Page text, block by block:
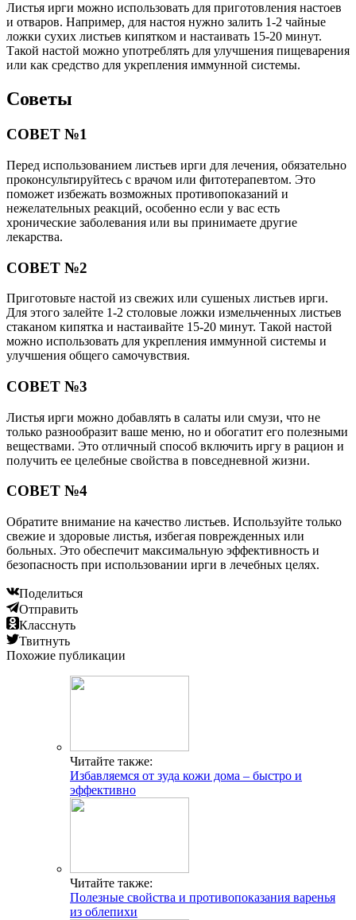
Листья ирги можно использовать для приготовления настоев
и отваров. Например, для настоя нужно залить 1-2 чайные
ложки сухих листьев кипятком и настаивать 15-20 минут.
Такой настой можно употреблять для улучшения пищеварения
или как средство для укрепления иммунной системы.
Советы
СОВЕТ №1
Перед использованием листьев ирги для лечения, обязательно
проконсультируйтесь с врачом или фитотерапевтом. Это
поможет избежать возможных противопоказаний и
нежелательных реакций, особенно если у вас есть
хронические заболевания или вы принимаете другие
лекарства.
СОВЕТ №2
Приготовьте настой из свежих или сушеных листьев ирги.
Для этого залейте 1-2 столовые ложки измельченных листьев
стаканом кипятка и настаивайте 15-20 минут. Такой настой
можно использовать для укрепления иммунной системы и
улучшения общего самочувствия.
СОВЕТ №3
Листья ирги можно добавлять в салаты или смузи, что не
только разнообразит ваше меню, но и обогатит его полезными
веществами. Это отличный способ включить иргу в рацион и
получить ее целебные свойства в повседневной жизни.
СОВЕТ №4
Обратите внимание на качество листьев. Используйте только
свежие и здоровые листья, избегая поврежденных или
больных. Это обеспечит максимальную эффективность и
безопасность при использовании ирги в лечебных целях.
Поделиться
Отправить
Класснуть
Твитнуть
Похожие публикации
Читайте также:
Избавляемся от зуда кожи дома – быстро и
эффективно
Читайте также:
Полезные свойства и противопоказания варенья
из облепихи